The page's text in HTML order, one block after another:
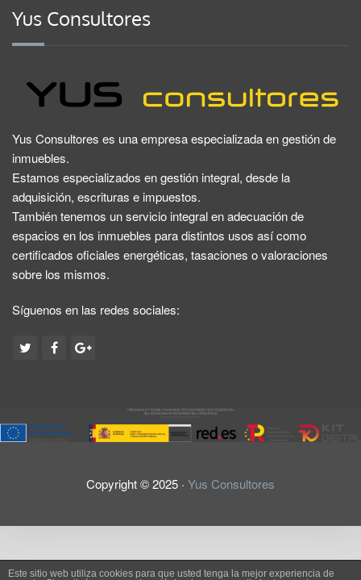
Yus Consultores
Yus Consultores es una empresa especializada en gestión de
inmuebles.
Estamos especializados en gestión integral, desde la
adquisición, escrituras e impuestos.
También tenemos un servicio integral en adecuación de
espacios en los inmuebles para distintos usos así como
certificados oficiales energéticas, tasaciones o valoraciones
sobre los mismos.
Síguenos en las redes sociales:
Copyright ©2025 · Yus Consultores
Aviso Legal
Política de privacidad
Este sitio web utiliza cookies para que usted tenga la mejor experiencia de